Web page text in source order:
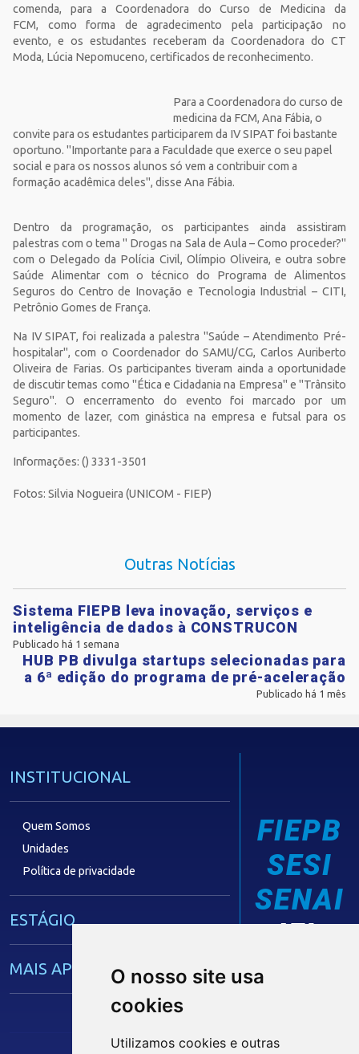
O nosso site usa
cookies
Utilizamos cookies e outras
comenda, para a Coordenadora do Curso de Medicina da
FCM, como forma de agradecimento pela participação no
evento, e os estudantes receberam da Coordenadora do CT
Moda, Lúcia Nepomuceno, certificados de reconhecimento.
Para a Coordenadora do curso de
medicina da FCM, Ana Fábia, o
convite para os estudantes participarem da IV SIPAT foi bastante
oportuno. "Importante para a Faculdade que exerce o seu papel
social e para os nossos alunos só vem a contribuir com a
formação acadêmica deles", disse Ana Fábia.
Dentro da programação, os participantes ainda assistiram
palestras com o tema " Drogas na Sala de Aula – Como proceder?"
com o Delegado da Polícia Civil, Olímpio Oliveira, e outra sobre
Saúde Alimentar com o técnico do Programa de Alimentos
Seguros do Centro de Inovação e Tecnologia Industrial – CITI,
Petrônio Gomes de França.
Na IV SIPAT, foi realizada a palestra "Saúde – Atendimento Pré-
hospitalar", com o Coordenador do SAMU/CG, Carlos Auriberto
Oliveira de Farias. Os participantes tiveram ainda a oportunidade
de discutir temas como "Ética e Cidadania na Empresa" e "Trânsito
Seguro". O encerramento do evento foi marcado por um
momento de lazer, com ginástica na empresa e futsal para os
participantes.
Informações: () 3331-3501
Fotos: Silvia Nogueira (UNICOM - FIEP)
Outras Notícias
Sistema FIEPB leva inovação, serviços e
inteligência de dados à CONSTRUCON
Publicado há 1 semana
HUB PB divulga startups selecionadas para
a 6ª edição do programa de pré-aceleração
Publicado há 1 mês
INSTITUCIONAL
Quem Somos
Unidades
Política de privacidade
ESTÁGIO
MAIS APRENDIZ
CAPACITAÇÃO EMPRESARIAL
FIEPB
SESI
SENAI
IEL